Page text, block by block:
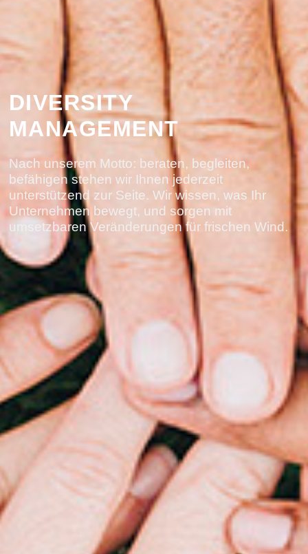
DIVERSITY
MANAGEMENT
Nach unserem Motto: beraten, begleiten,
befähigen stehen wir Ihnen jederzeit
unterstützend zur Seite. Wir wissen, was Ihr
Unternehmen bewegt, und sorgen mit
umsetzbaren Veränderungen für frischen Wind.